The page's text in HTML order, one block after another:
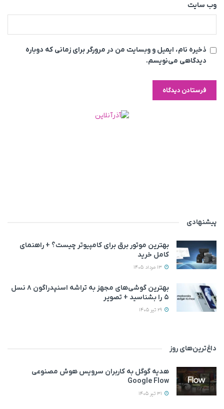
وب‌ سایت
ذخیره نام، ایمیل و وبسایت من در مرورگر برای زمانی که دوباره
دیدگاهی می‌نویسم.
پیشنهادی
بهترین موتور برق برای کامپیوتر چیست؟ + راهنمای
کامل خرید
بهترین گوشی‌های مجهز به تراشه اسنپدراگون ۸ نسل
۵ را بشناسید + تصویر
داغ‌ترین‌های روز
هدیه گوگل به کاربران سرویس هوش مصنوعی
Google Flow